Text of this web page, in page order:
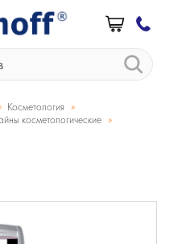
Косметология »
косметологические »